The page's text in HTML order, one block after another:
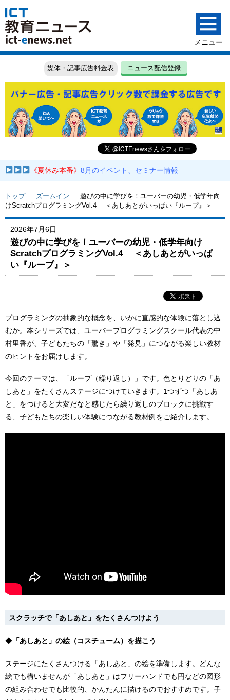
媒体・記事広告料金表 ニュース配信登録
《夏休み本番》8月のイベント、セミナー情報
トップ ズームイン
遊びの中に学びを！ユーバーの幼児・低学年向
けScratchプログラミングVol.4 ＜あしあとがいっぱい『ループ』＞
2026年7月6日
遊びの中に学びを！ユーバーの幼児・低学年向け
ScratchプログラミングVol.4 ＜あしあとがいっぱ
い『ループ』＞
プログラミングの抽象的な概念を、いかに直感的な体験に落とし込
むか。本シリーズでは、ユーバープログラミングスクール代表の中
村里香が、子どもたちの「驚き」や「発見」につながる楽しい教材
のヒントをお届けします。
今回のテーマは、「ループ（繰り返し）」です。色とりどりの「あ
しあと」をたくさんステージにつけていきます。1つずつ「あしあ
と」をつけると大変だなと感じたら繰り返しのブロックに挑戦す
る、子どもたちの楽しい体験につながる教材例をご紹介します。
スクラッチで「あしあと」をたくさんつけよう
◆ 「あしあと」の絵（コスチューム）を描こう
ステージにたくさんつける「あしあと」の絵を準備します。どんな
絵でも構いませんが「あしあと」はフリーハンドでも円などの図形
の組み合わせでも比較的、かんたんに描けるのでおすすめです。子